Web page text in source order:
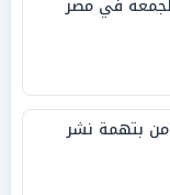
بتهمة نشر